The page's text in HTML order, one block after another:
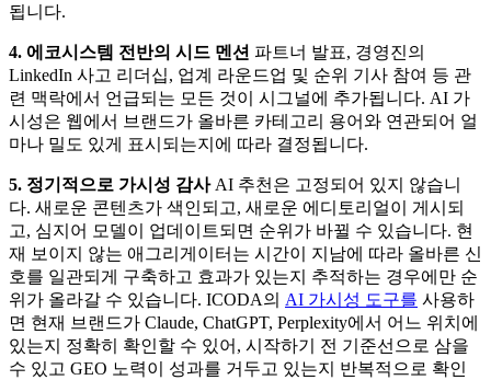
됩니다.
4. 에코시스템 전반의 시드 멘션 파트너 발표, 경영진의
LinkedIn 사고 리더십, 업계 라운드업 및 순위 기사 참여 등 관
련 맥락에서 언급되는 모든 것이 시그널에 추가됩니다. AI 가
시성은 웹에서 브랜드가 올바른 카테고리 용어와 연관되어 얼
마나 밀도 있게 표시되는지에 따라 결정됩니다.
5. 정기적으로 가시성 감사AI 추천은 고정되어 있지 않습니
다. 새로운 콘텐츠가 색인되고, 새로운 에디토리얼이 게시되
고, 심지어 모델이 업데이트되면 순위가 바뀔 수 있습니다. 현
재 보이지 않는 애그리게이터는 시간이 지남에 따라 올바른 신
호를 일관되게 구축하고 효과가 있는지 추적하는 경우에만 순
위가 올라갈 수 있습니다. ICODA의 AI 가시성 도구를 사용하
면 현재 브랜드가 Claude, ChatGPT, Perplexity에서 어느 위치에
있는지 정확히 확인할 수 있어, 시작하기 전 기준선으로 삼을
수 있고 GEO 노력이 성과를 거두고 있는지 반복적으로 확인